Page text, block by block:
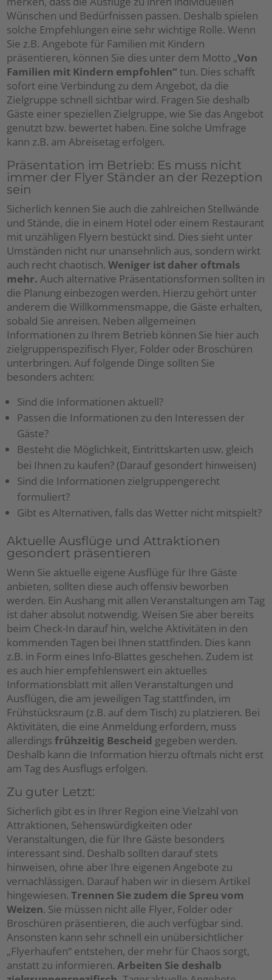
Wünschen und Bedürfnissen passen. Deshalb spielen
solche Empfehlungen eine sehr wichtige Rolle. Wenn
Sie z.B. Angebote für Familien mit Kindern
präsentieren, können Sie dies unter dem Motto „Von
Familien mit Kindern empfohlen“tun. Dies schafft
sofort eine Verbindung zu dem Angebot, da die
Zielgruppe schnell sichtbar wird. Fragen Sie deshalb
Gäste einer speziellen Zielgruppe, wie Sie das Angebot
genutzt bzw. bewertet haben. Eine solche Umfrage
kann z.B. am Abreisetag erfolgen.
Präsentation im Betrieb: Es muss nicht
immer der Flyer Ständer an der Rezeption
sein
Sicherlich kennen Sie auch die zahlreichen Stellwände
und Stände, die in einem Hotel oder einem Restaurant
mit unzähligen Flyern bestückt sind. Dies sieht unter
Umständen nicht nur unansehnlich aus, sondern wirkt
auch recht chaotisch.Weniger ist daher oftmals
mehr. Auch alternative Präsentationsformen sollten in
die Planung einbezogen werden. Hierzu gehört unter
anderem die Willkommensmappe, die Gäste erhalten,
sobald Sie anreisen. Neben allgemeinen
Informationen zu Ihrem Betrieb können Sie hier auch
zielgruppenspezifisch Flyer, Folder oder Broschüren
unterbringen. Auf folgende Dinge sollten Sie
besonders achten:
Sind die Informationen aktuell?
Passen die Informationen zu den Interessen der
Gäste?
Besteht die Möglichkeit, Eintrittskarten usw. gleich
bei Ihnen zu kaufen? (Darauf gesondert hinweisen)
Sind die Informationen zielgruppengerecht
formuliert?
Gibt es Alternativen, falls das Wetter nicht mitspielt?
Aktuelle Ausflüge und Attraktionen
gesondert präsentieren
Wenn Sie aktuelle eigene Ausflüge für Ihre Gäste
anbieten, sollten diese auch offensiv beworben
werden. Ein Aushang mit allen Veranstaltungen am Tag
ist daher absolut notwendig. Weisen Sie aber bereits
beim Check-In darauf hin, welche Aktivitäten in den
kommenden Tagen bei Ihnen stattfinden. Dies kann
z.B. in Form eines Info-Blattes geschehen. Zudem ist
es auch hier empfehlenswert ein aktuelles
Informationsblatt mit allen Veranstaltungen und
Ausflügen, die am jeweiligen Tag stattfinden, im
Frühstücksraum (z.B. auf dem Tisch) zu platzieren. Bei
Aktivitäten, die eine Anmeldung erfordern, muss
allerdingsfrühzeitig Bescheid gegeben werden.
Deshalb kann die Information hierzu oftmals nicht erst
am Tag des Ausflugs erfolgen.
Zu guter Letzt:
Sicherlich gibt es in Ihrer Region eine Vielzahl von
Attraktionen, Sehenswürdigkeiten oder
Veranstaltungen, die für Ihre Gäste besonders
interessant sind. Deshalb sollten darauf stets
hinweisen, ohne aber Ihre eigenen Angebote zu
vernachlässigen. Darauf haben wir in diesem Artikel
hingewiesen.Trennen Sie zudem die Spreu vom
Weizen. Sie müssen nicht alle Flyer, Folder oder
Broschüren präsentieren, die auch verfügbar sind.
Ansonsten kann sehr schnell ein unübersichtlicher
„Flyerhaufen“ entstehen, der mehr für Chaos sorgt,
anstatt zu informieren.Arbeiten Sie deshalb